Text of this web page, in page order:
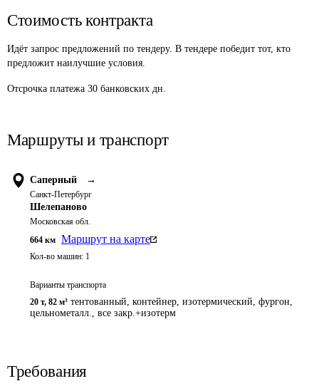
Стоимость контракта
Идёт запрос предложений по тендеру. В тендере победит тот, кто
предложит наилучшие условия.
Отсрочка платежа 30 банковских дн.
Маршруты и транспорт
Саперный →
Санкт-Петербург
Шелепаново
Московская обл.
664 км Маршрут на карте
Кол-во машин: 1
Варианты транспорта
20 т, 82 м³ тентованный, контейнер, изотермический, фургон,
цельнометалл., все закр.+изотерм
Требования